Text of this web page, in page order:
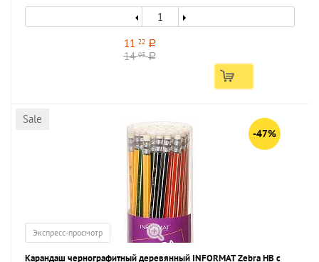
11 22 a
1403 a
Sale
-47%
Экспресс-просмотр
Карандаш чернографитный деревянный INFORMAT Zebra НВ с